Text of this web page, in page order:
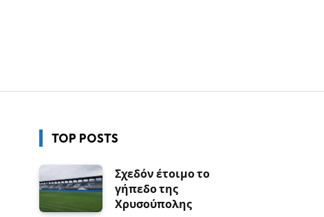
TOP POSTS
Σχεδόν έτοιμο το
γήπεδο της
Χρυσούπολης